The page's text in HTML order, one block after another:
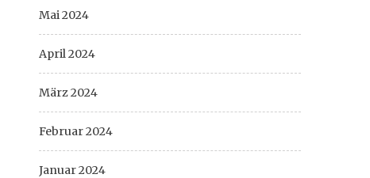
Mai 2024
April 2024
März 2024
Februar 2024
Januar 2024